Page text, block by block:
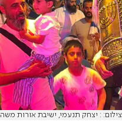
צילום: : יצחק תנעמי, ישיבת אורות משה